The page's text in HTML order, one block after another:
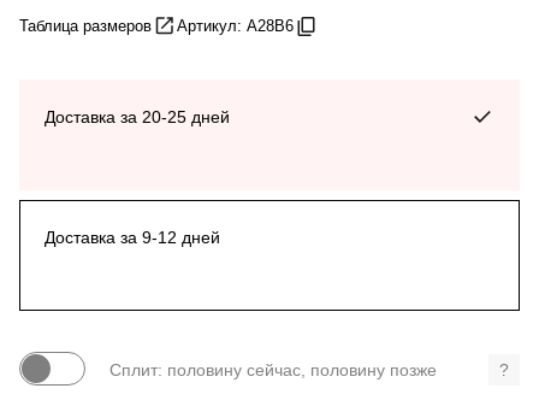
Таблица размеров Артикул: A28B6
Доставка за 20-25 дней
Доставка за 9-12 дней
Сплит: половину сейчас, половину позже ?